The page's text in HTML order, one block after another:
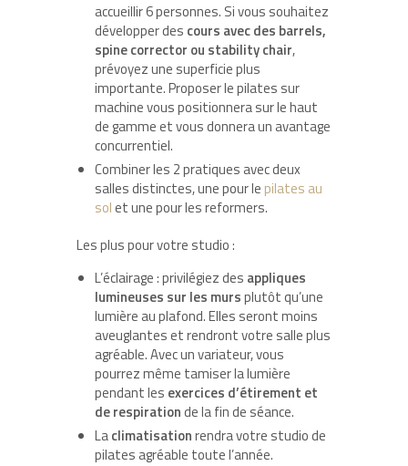
accueillir 6 personnes. Si vous souhaitez
développer des cours avec des barrels,
spine corrector ou stability chair,
prévoyez une superficie plus
importante. Proposer le pilates sur
machine vous positionnera sur le haut
de gamme et vous donnera un avantage
concurrentiel.
Combiner les 2 pratiques avec deux
salles distinctes, une pour le pilates au
solet une pour les reformers.
Les plus pour votre studio :
L’éclairage : privilégiez des appliques
lumineuses sur les mursplutôt qu’une
lumière au plafond. Elles seront moins
aveuglantes et rendront votre salle plus
agréable. Avec un variateur, vous
pourrez même tamiser la lumière
pendant les exercices d’étirement et
de respirationde la fin de séance.
Laclimatisationrendra votre studio de
pilates agréable toute l’année.